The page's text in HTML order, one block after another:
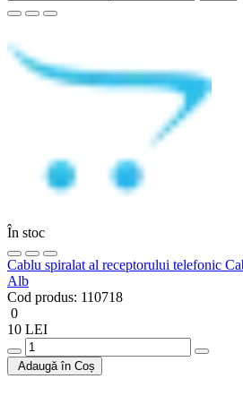
În stoc
Cablu spiralat al receptorului telefonic
Alb
Cod produs: 110718
0
10 LEI
Adaugă în Coș